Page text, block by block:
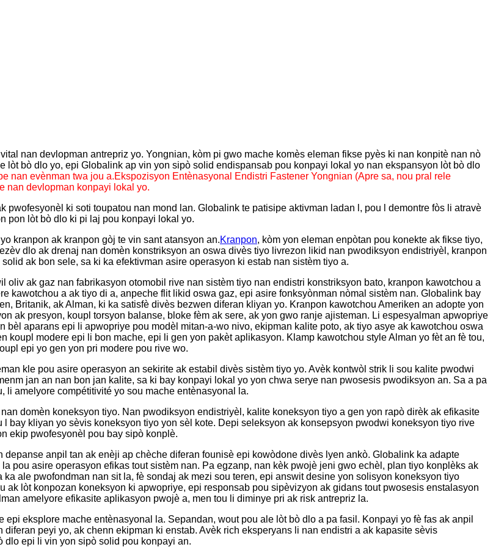
nan devlopman antrepriz yo. Yongnian, kòm pi gwo mache komès eleman fikse pyès ki nan konpitè nan nò
bò dlo yo, epi Globalink ap vin yon sipò solid endispansab pou konpayi lokal yo nan ekspansyon lòt bò dlo
nan evènman twa jou a.Ekspozisyon Entènasyonal Endistri Fastener Yongnian (Apre sa, nou pral rele
nan devlopman konpayi lokal yo.
ki soti toupatou nan mond lan. Globalink te patisipe aktivman ladan l, pou l demontre fòs li atravè
pon lòt bò dlo ki pi laj pou konpayi lokal yo.
kranpon ak kranpon gòj te vin sant atansyon an.Kranpon, kòm yon eleman enpòtan pou konekte ak fikse tiyo,
dlo ak drenaj nan domèn konstriksyon an oswa divès tiyo livrezon likid nan pwodiksyon endistriyèl, kranpon
ak bon sele, sa ki ka efektivman asire operasyon ki estab nan sistèm tiyo a.
ak gaz nan fabrikasyon otomobil rive nan sistèm tiyo nan endistri konstriksyon bato, kranpon kawotchou a
kawotchou a ak tiyo di a, anpeche flit likid oswa gaz, epi asire fonksyònman nòmal sistèm nan. Globalink bay
Britanik, ak Alman, ki ka satisfè divès bezwen diferan kliyan yo. Kranpon kawotchou Ameriken an adopte yon
ak presyon, koupl torsyon balanse, bloke fèm ak sere, ak yon gwo ranje ajisteman. Li espesyalman apwopriye
aparans epi li apwopriye pou modèl mitan-a-wo nivo, ekipman kalite poto, ak tiyo asye ak kawotchou oswa
modere epi li bon mache, epi li gen yon pakèt aplikasyon. Klamp kawotchou style Alman yo fèt an fè tou,
epi yo gen yon pri modere pou rive wo.
kle pou asire operasyon an sekirite ak estabil divès sistèm tiyo yo. Avèk kontwòl strik li sou kalite pwodwi
jan an nan bon jan kalite, sa ki bay konpayi lokal yo yon chwa serye nan pwosesis pwodiksyon an. Sa a pa
amelyore compétitivité yo sou mache entènasyonal la.
domèn koneksyon tiyo. Nan pwodiksyon endistriyèl, kalite koneksyon tiyo a gen yon rapò dirèk ak efikasite
kliyan yo sèvis koneksyon tiyo yon sèl kote. Depi seleksyon ak konsepsyon pwodwi koneksyon tiyo rive
ekip pwofesyonèl pou bay sipò konplè.
anpil tan ak enèji ap chèche diferan founisè epi kowòdone divès lyen ankò. Globalink ka adapte
pou asire operasyon efikas tout sistèm nan. Pa egzanp, nan kèk pwojè jeni gwo echèl, plan tiyo konplèks ak
ale pwofondman nan sit la, fè sondaj ak mezi sou teren, epi answit desine yon solisyon koneksyon tiyo
lòt konpozan koneksyon ki apwopriye, epi responsab pou sipèvizyon ak gidans tout pwosesis enstalasyon
amelyore efikasite aplikasyon pwojè a, men tou li diminye pri ak risk antrepriz la.
eksplore mache entènasyonal la. Sepandan, wout pou ale lòt bò dlo a pa fasil. Konpayi yo fè fas ak anpil
peyi yo, ak chenn ekipman ki enstab. Avèk rich eksperyans li nan endistri a ak kapasite sèvis
epi li vin yon sipò solid pou konpayi an.